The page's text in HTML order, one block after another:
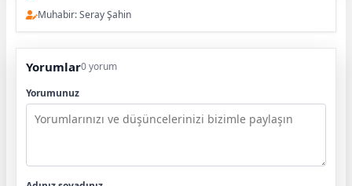
Muhabir: Seray Şahin
Yorumlar0 yorum
Yorumunuz